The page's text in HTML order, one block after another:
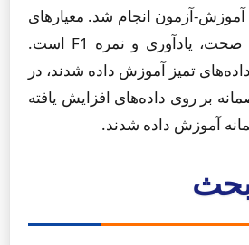
۸۰-۲۰ برای آموزش-آزمون انجام شد. معیارهای
ارزیابی شامل دقت، صحت، یادآوری و نمره F1 است.
تمیز آموزش داده شدند، در
بر روی داده‌های افزایش یافته
آموزش داده شدند.